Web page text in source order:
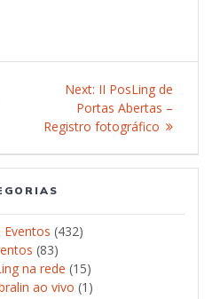
Next: Next
post:
II PosLing de
Portas Abertas –
Registro fotográfico
(432)
(83)
na rede (15)
ao vivo (1)